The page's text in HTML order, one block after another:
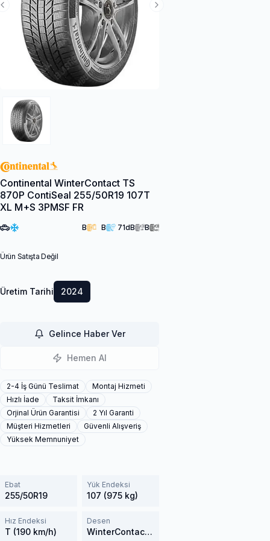
Next Slide
Previous Slide
Continental WinterContact TS
870P ContiSeal 255/50R19 107T
XL M+S 3PMSF FR
B B 71dB B
Ürün Satışta Değil
Üretim Tarihi 2024
Gelince Haber Ver
Hemen Al
2-4 İş Günü Teslimat
Montaj Hizmeti
Hızlı İade
Taksit İmkanı
Orjinal Ürün Garantisi
2 Yıl Garanti
Müşteri Hizmetleri
Güvenli Alışveriş
Yüksek Memnuniyet
Ebat
255/50R19
Yük Endeksi
107 (975 kg)
Hız Endeksi
T (190 km/h)
Desen
WinterContact TS 870P